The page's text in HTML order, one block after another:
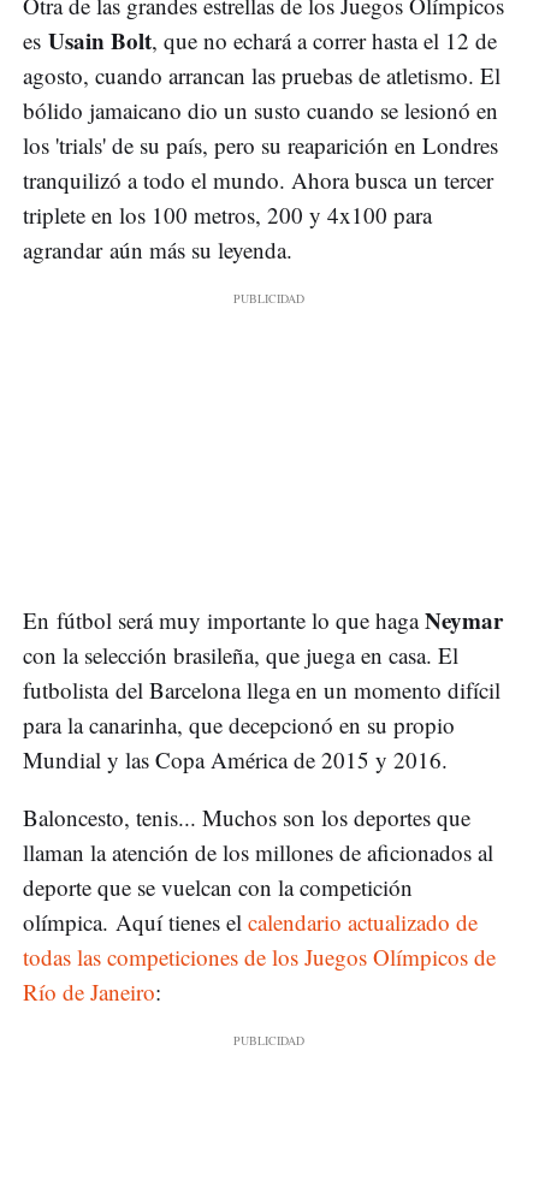
es Usain Bolt, que no echará a correr hasta el 12 de
agosto, cuando arrancan las pruebas de atletismo. El
bólido jamaicano dio un susto cuando se lesionó en
los 'trials' de su país, pero su reaparición en Londres
tranquilizó a todo el mundo. Ahora busca un tercer
triplete en los 100 metros, 200 y 4x100 para
agrandar aún más su leyenda.
En fútbol será muy importante lo que hagaNeymar
con la selección brasileña, que juega en casa. El
futbolista del Barcelona llega en un momento difícil
para la canarinha, que decepcionó en su propio
Mundial y las Copa América de 2015 y 2016.
Baloncesto, tenis... Muchos son los deportes que
llaman la atención de los millones de aficionados al
deporte que se vuelcan con la competición
olímpica. Aquí tienes el calendario actualizado de
todas las competiciones de los Juegos Olímpicos de
Río de Janeiro: